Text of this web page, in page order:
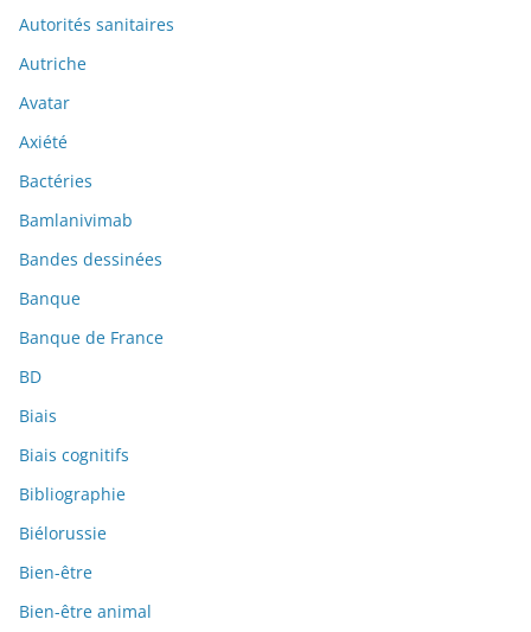
Autorités sanitaires
Autriche
Avatar
Axiété
Bactéries
Bamlanivimab
Bandes dessinées
Banque
Banque de France
BD
Biais
Biais cognitifs
Bibliographie
Biélorussie
Bien-être
Bien-être animal